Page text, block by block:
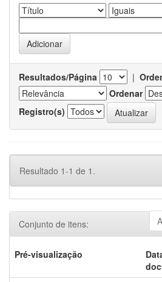
Resultados/Página |
Ordenar
Registro(s)
Resultado 1-1 de 1.
Conjunto de itens:
Pré-visualização